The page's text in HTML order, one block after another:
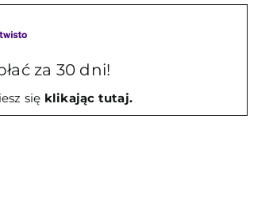
za 30 dni!
się klikając tutaj.